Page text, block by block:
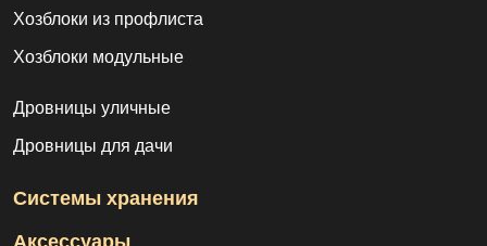
Хозблоки из профлиста
Хозблоки модульные
Дровницы уличные
Дровницы для дачи
Системы хранения
Аксессуары